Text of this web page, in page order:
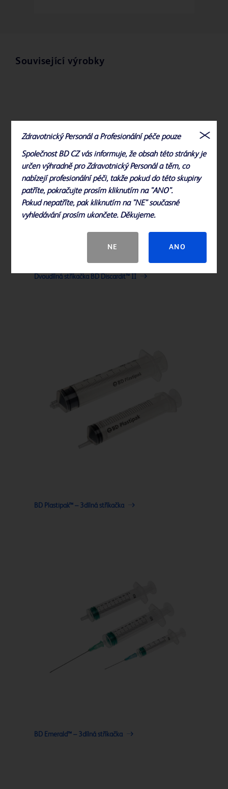
Související výrobky
Dvoudílná stříkačka BD Discardit™ II
BD Plastipak™ – 3dílná stříkačka
BD Emerald™ – 3dílná stříkačka
Zdravotnický Personál a Profesionální péče pouze
Společnost BD CZ vás informuje, že obsah této stránky je
určen výhradně pro Zdravotnický Personál a těm, co
nabízejí profesionální péči, takže pokud do této skupiny
patříte, pokračujte prosím kliknutím na "ANO".
Pokud nepatříte, pak kliknutím na "NE" současné
vyhledávání prosím ukončete. Děkujeme.
NE ANO